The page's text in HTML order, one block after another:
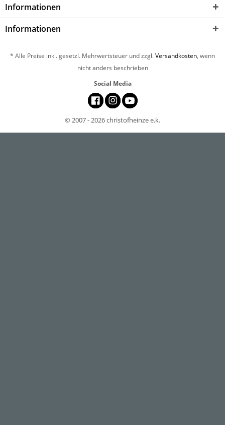
Informationen
Informationen
* Alle Preise inkl. gesetzl. Mehrwertsteuer und zzgl.Versandkosten, wenn
nicht anders beschrieben
Social Media
© 2007 - 2026 christofheinze e.k.